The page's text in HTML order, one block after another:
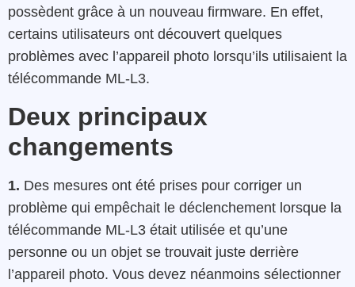
possèdent grâce à un nouveau firmware. En effet,
certains utilisateurs ont découvert quelques
problèmes avec l’appareil photo lorsqu’ils utilisaient la
télécommande ML-L3.
Deux principaux
changements
1. Des mesures ont été prises pour corriger un
problème qui empêchait le déclenchement lorsque la
télécommande ML-L3 était utilisée et qu’une
personne ou un objet se trouvait juste derrière
l’appareil photo. Vous devez néanmoins sélectionner